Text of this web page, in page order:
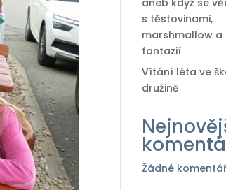
aneb když se
s těstovinami,
marshmallow a
fantazií
Vítání léta ve
družině
Žádné